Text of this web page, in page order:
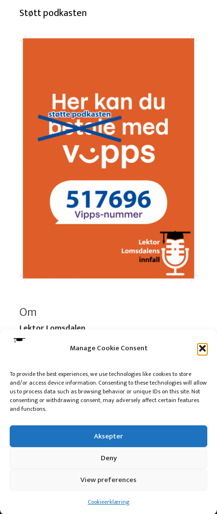
Manage Cookie Consent
To provide the best experiences, we use technologies like cookies to store
and/or access device information. Consenting to these technologies will allow
us to process data such as browsing behavior or unique IDs on this site. Not
consenting or withdrawing consent, may adversely affect certain features
and functions.
Aksepter
Deny
View preferences
Cookieerklæring
Støtt podkasten
Om
Lektor Lomsdalen
Organisasjonsnummer:
920 712 312 MVA
Les mer:Om selskapet
Les mer:Om reklame på podkasten
© 2016 - 2026 Lektor Lomsdalen